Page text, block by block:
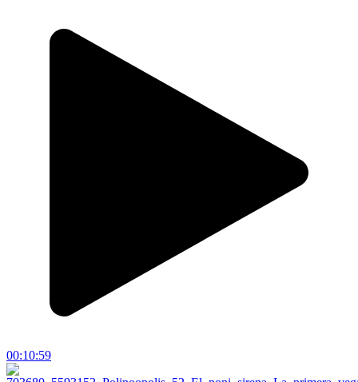
00:10:59